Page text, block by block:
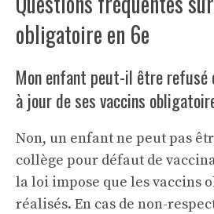
obligatoire en 6e
Mon enfant peut-il être refusé
à jour de ses vaccins
Non, un enfant ne peut pas
collège pour défaut de
la loi impose que les vaccins
réalisés. En cas de non-